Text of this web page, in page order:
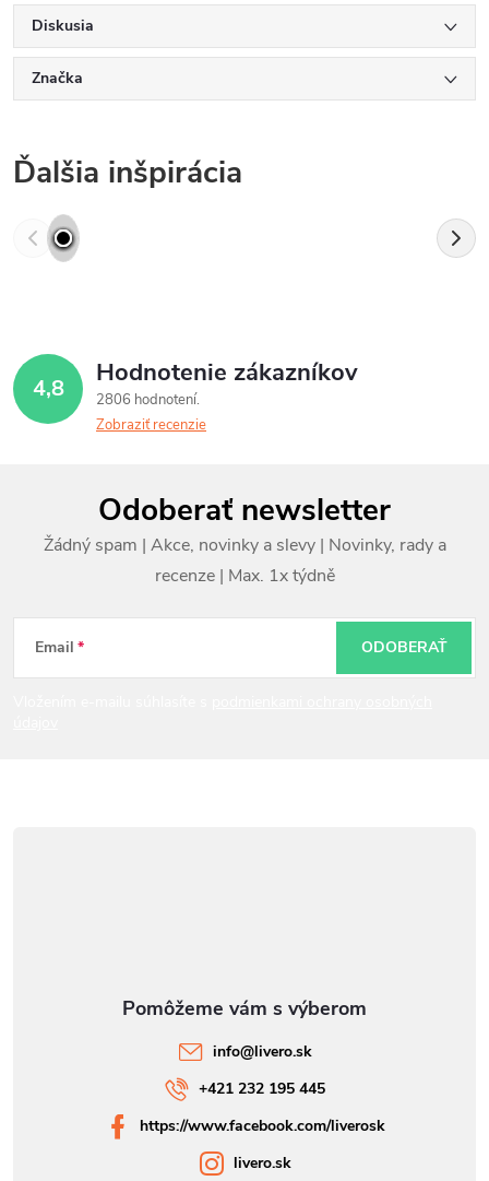
Diskusia
Značka
Ďalšia inšpirácia
4,8 Hodnotenie zákazníkov
2806 hodnotení
Zobraziť recenzie
ä
Odoberať newsletter
Email ODOBERAŤ
info@livero.sk
+421 232 195 445
https://www.facebook.com/liverosk
livero.sk